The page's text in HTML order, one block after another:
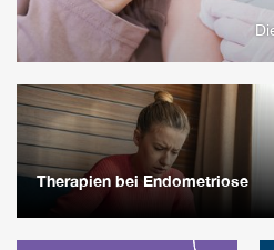
Therapien bei Endometriose